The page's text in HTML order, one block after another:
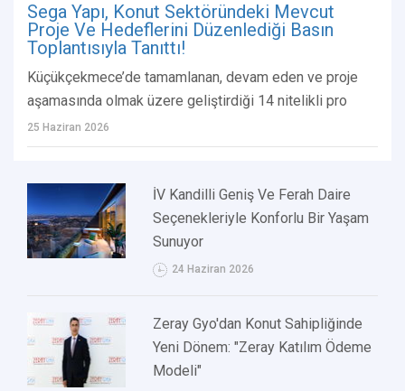
Sega Yapı, Konut Sektöründeki Mevcut
Proje Ve Hedeflerini Düzenlediği Basın
Toplantısıyla Tanıttı!
Küçükçekmece’de tamamlanan, devam eden ve proje
aşamasında olmak üzere geliştirdiği 14 nitelikli pro
25 Haziran 2026
İV Kandilli Geniş Ve Ferah Daire
Seçenekleriyle Konforlu Bir Yaşam
Sunuyor
24 Haziran 2026
Zeray Gyo'dan Konut Sahipliğinde
Yeni Dönem: "Zeray Katılım Ödeme
Modeli"